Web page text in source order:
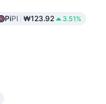
PiPI ₩123.92 3.51%